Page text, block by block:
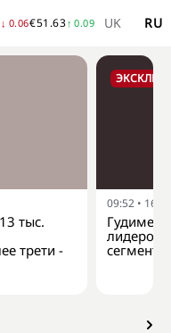
↓ 0.06€51.63↑ 0.09 UK RU
тыс.
трети -
09:52 •
лидером